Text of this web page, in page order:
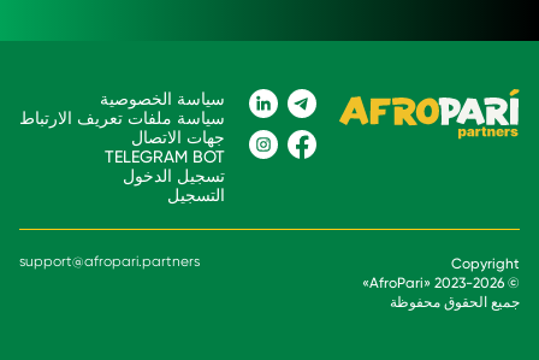
سياسة الخصوصية
سياسة ملفات تعريف الارتباط
جهات الاتصال
TELEGRAM BOT
تسجيل الدخول
التسجيل
Copyright
© 2023-
2026
«
AfroPari
»
جميع الحقوق محفوظة
support@afropari.partners